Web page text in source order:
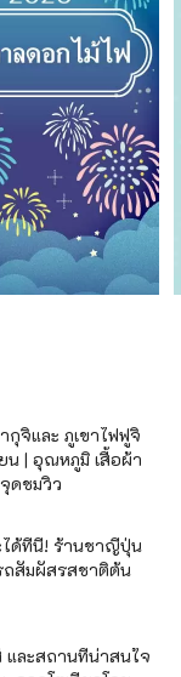
กุจิและ ภูเขาไฟฟูจิ
น | อุณหภูมิ เสื้อผ้า
ดชมวิว
ได้ที่นี่! ร้านชาญี่ปุ่น
ถสัมผัสรสชาติต้น
และสถานที่น่าสนใจ